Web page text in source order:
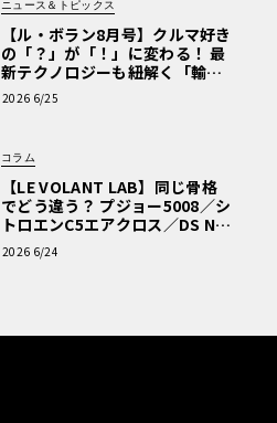
ニュース＆トピックス
【ル・ボラン8月号】クルマ好き
の「？」が「！」に変わる！ 最
新テクノロジーも紐解く「輸入
車Q&A」
2026 6/25
コラム
【LE VOLANT LAB】同じ骨格
でどう違う？ プジョー5008／シ
トロエンC5エアクロス／DS Nº4
読者一気乗りレポート
2026 6/24